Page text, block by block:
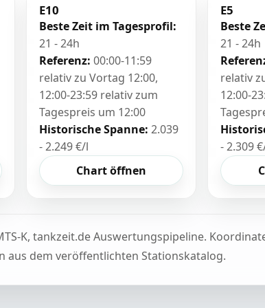
E10
Beste Zeit im Tagesprofil:
21 - 24h
Referenz: 00:00-11:59
relativ zu Vortag 12:00,
12:00-23:59 relativ zum
Tagespreis um 12:00
Historische Spanne: 2.039
- 2.249 €/l
Chart öffnen
E5
Beste
21 - 24h
relativ
12:00-
- 2.309
K, tankzeit.de Auswertungspipeline.
aus dem veröffentlichten Stationskatalog.